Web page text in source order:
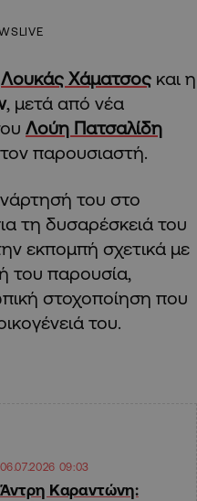
Λουκάς Χάματσος και η
, μετά από νέα
Λούη Πατσαλίδη
παρουσιαστή.
του στο
τη δυσαρέσκειά του
εκπομπή σχετικά με
του παρουσία,
στοχοποίηση που
του.
06.07.2026 09:03
Άντρη Καραντώνη: